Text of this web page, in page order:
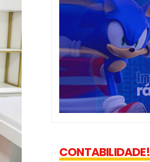
CONTABILIDADE!